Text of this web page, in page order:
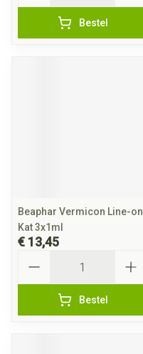
Bestel
Beaphar Vermicon Line-on
Kat 3x1ml
€ 13,45
Bestel